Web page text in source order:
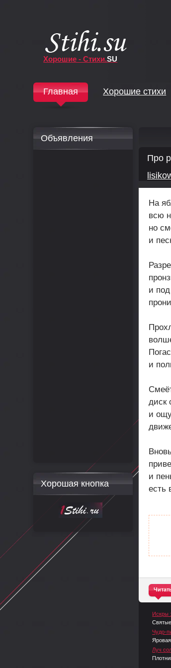
Хорошие - Стихи.SU
Главная Хорошие стихи
Про
На
всю
но
и
и
и
диск
и
и
есть
^
Искры
Чудо-
Яровая.
Луч
Объявления
Хорошая кнопка